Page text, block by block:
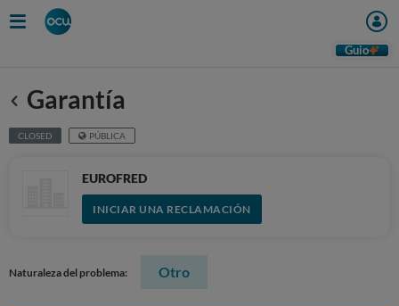
Guio
Anterior
Garantía
CLOSED PÚBLICA
EUROFRED
INICIAR UNA RECLAMACIÓN
Naturaleza del problema: Otro